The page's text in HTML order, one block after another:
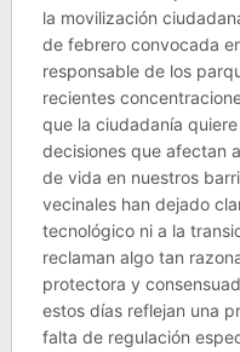
la movilización
de febrero convocada
responsable de los
recientes
que la ciudadanía
decisiones que afectan
de vida en nuestros
vecinales han dejado
tecnológico ni a la
reclaman algo tan
protectora y
estos días reflejan una
falta de regulación